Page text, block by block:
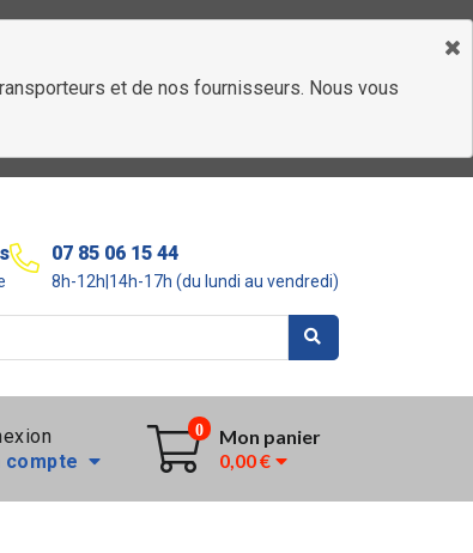
et de nos fournisseurs. Nous vous
07 85 06 15 44
8h-12h|14h-17h (du lundi au vendredi)
compte
0
Mon panier
0,00 €